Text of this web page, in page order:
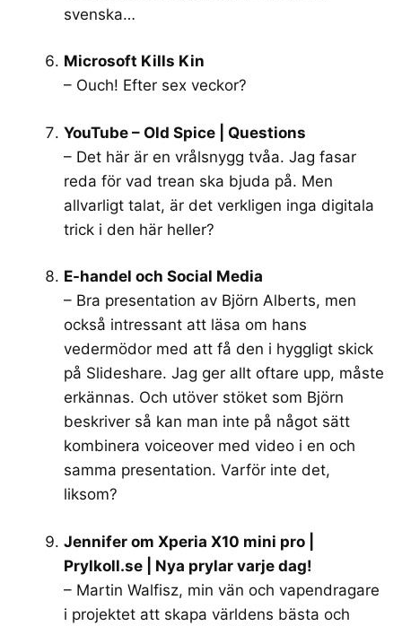
svenska…
Microsoft Kills Kin
– Ouch! Efter sex veckor?
YouTube – Old Spice | Questions
– Det här är en vrålsnygg tvåa. Jag fasar
reda för vad trean ska bjuda på. Men
allvarligt talat, är det verkligen inga digitala
trick i den här heller?
E-handel och Social Media
– Bra presentation av Björn Alberts, men
också intressant att läsa om hans
vedermödor med att få den i hyggligt skick
på Slideshare. Jag ger allt oftare upp, måste
erkännas. Och utöver stöket som Björn
beskriver så kan man inte på något sätt
kombinera voiceover med video i en och
samma presentation. Varför inte det,
liksom?
Jennifer om Xperia X10 mini pro |
Prylkoll.se | Nya prylar varje dag!
– Martin Walfisz, min vän och vapendragare
i projektet att skapa världens bästa och